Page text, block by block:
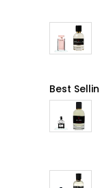
Best